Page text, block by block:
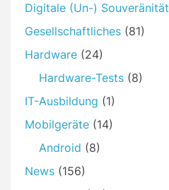
Digitale (Un-) Souveränität
Gesellschaftliches (81)
Hardware (24)
Hardware-Tests (8)
IT-Ausbildung (1)
Mobilgeräte (14)
Android (8)
News (156)